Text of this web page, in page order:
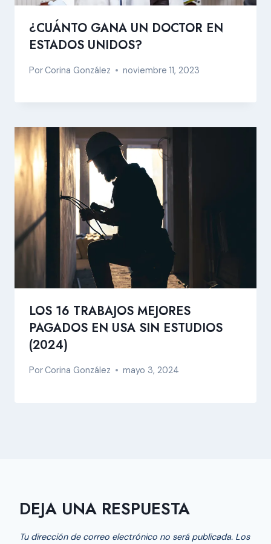
¿CUÁNTO GANA UN DOCTOR EN
ESTADOS UNIDOS?
PorCorina González noviembre 11, 2023
LOS 16 TRABAJOS MEJORES
PAGADOS EN USA SIN ESTUDIOS
(2024)
PorCorina González mayo 3, 2024
DEJA UNA RESPUESTA
Tu dirección de correo electrónico no será publicada. Los